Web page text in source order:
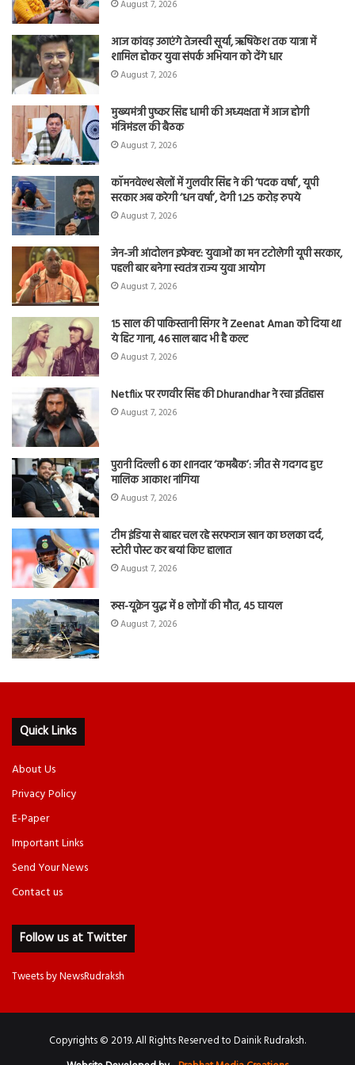
August 7, 2026
आज कांवड़ उठाएंगे तेजस्वी सूर्या, ऋषिकेश तक यात्रा में
शामिल होकर युवा संपर्क अभियान को देंगे धार
August 7, 2026
मुख्यमंत्री पुष्कर सिंह धामी की अध्यक्षता में आज होगी
मंत्रिमंडल की बैठक
August 7, 2026
कॉमनवेल्थ खेलों में गुलवीर सिंह ने की ‘पदक वर्षा’, यूपी
सरकार अब करेगी ‘धन वर्षा’, देगी 1.25 करोड़ रुपये
August 7, 2026
जेन-जी आंदोलन इफेक्ट: युवाओं का मन टटोलेगी यूपी सरकार,
पहली बार बनेगा स्वतंत्र राज्य युवा आयोग
August 7, 2026
15 साल की पाकिस्तानी सिंगर ने Zeenat Aman को दिया था
ये हिट गाना, 46 साल बाद भी है कल्ट
August 7, 2026
Netflix पर रणवीर सिंह की Dhurandhar ने रचा इतिहास
August 7, 2026
पुरानी दिल्ली 6 का शानदार ‘कमबैक’: जीत से गदगद हुए
मालिक आकाश नांगिया
August 7, 2026
टीम इंडिया से बाहर चल रहे सरफराज खान का छलका दर्द,
स्टोरी पोस्ट कर बयां किए हालात
August 7, 2026
रूस-यूक्रेन युद्ध में 8 लोगों की मौत, 45 घायल
August 7, 2026
Quick Links
About Us
Privacy Policy
E-Paper
Important Links
Send Your News
Contact us
Follow us at Twitter
Tweets by NewsRudraksh
Copyrights © 2019. All Rights Reserved to Dainik Rudraksh.